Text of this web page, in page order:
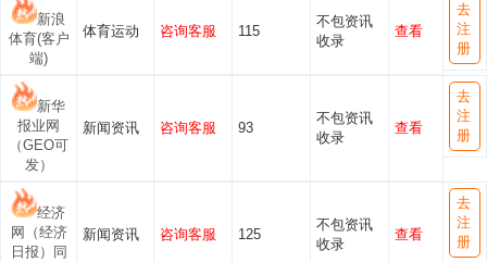
新浪
体育(客户
端)
体育运动 咨询客服 115
不包资讯
收录
查看
去
注
册
新华
报业网
（GEO可
发）
新闻资讯 咨询客服 93
不包资讯
收录
查看
去
注
册
经济
网（经济
日报）同
新闻资讯 咨询客服 125
不包资讯
收录
查看
去
注
册